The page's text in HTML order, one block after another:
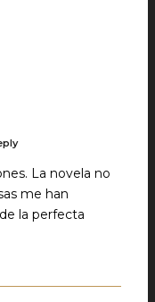
La novela no
me han
la perfecta